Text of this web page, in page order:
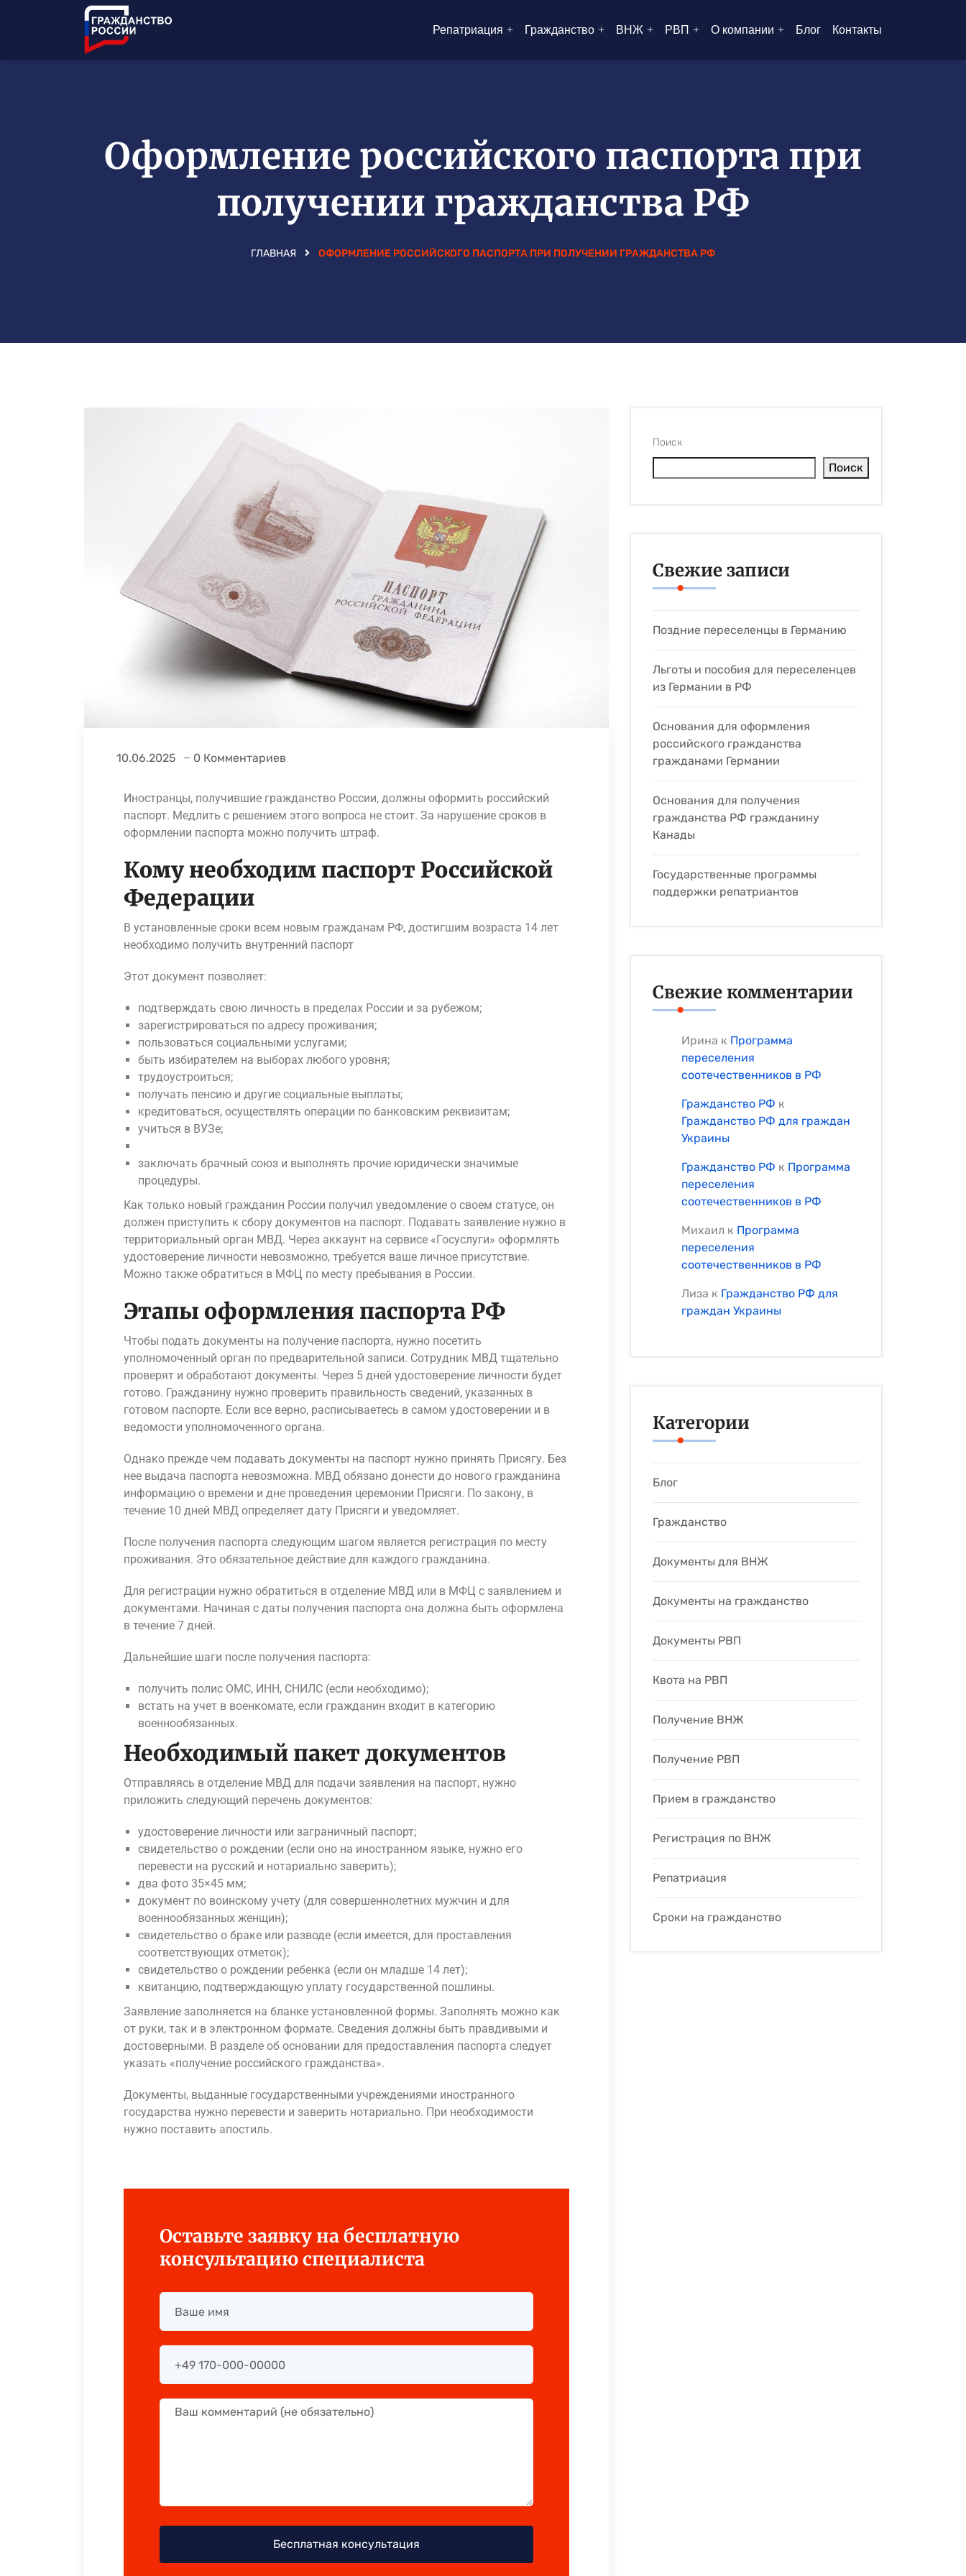
Репатриация Гражданство ВНЖ РВП О компании Блог Контакты
Оформление российского паспорта при
получении гражданства РФ
ГЛАВНАЯ ОФОРМЛЕНИЕ РОССИЙСКОГО ПАСПОРТА ПРИ ПОЛУЧЕНИИ ГРАЖДАНСТВА РФ
10.06.2025 0 Комментариев
Иностранцы, получившие гражданство России, должны оформить российский
паспорт. Медлить с решением этого вопроса не стоит. За нарушение сроков в
оформлении паспорта можно получить штраф.
Кому необходим паспорт Российской
Федерации
В установленные сроки всем новым гражданам РФ, достигшим возраста 14 лет
необходимо получить внутренний паспорт
Этот документ позволяет:
подтверждать свою личность в пределах России и за рубежом;
зарегистрироваться по адресу проживания;
пользоваться социальными услугами;
быть избирателем на выборах любого уровня;
трудоустроиться;
получать пенсию и другие социальные выплаты;
кредитоваться, осуществлять операции по банковским реквизитам;
учиться в ВУЗе;
заключать брачный союз и выполнять прочие юридически значимые
процедуры.
Как только новый гражданин России получил уведомление о своем статусе, он
должен приступить к сбору документов на паспорт. Подавать заявление нужно в
территориальный орган МВД. Через аккаунт на сервисе «Госуслуги» оформлять
удостоверение личности невозможно, требуется ваше личное присутствие.
Можно также обратиться в МФЦ по месту пребывания в России.
Этапы оформления паспорта РФ
Чтобы подать документы на получение паспорта, нужно посетить
уполномоченный орган по предварительной записи. Сотрудник МВД тщательно
проверят и обработают документы. Через 5 дней удостоверение личности будет
готово. Гражданину нужно проверить правильность сведений, указанных в
готовом паспорте. Если все верно, расписываетесь в самом удостоверении и в
ведомости уполномоченного органа.
Однако прежде чем подавать документы на паспорт нужно принять Присягу. Без
нее выдача паспорта невозможна. МВД обязано донести до нового гражданина
информацию о времени и дне проведения церемонии Присяги. По закону, в
течение 10 дней МВД определяет дату Присяги и уведомляет.
После получения паспорта следующим шагом является регистрация по месту
проживания. Это обязательное действие для каждого гражданина.
Для регистрации нужно обратиться в отделение МВД или в МФЦ с заявлением и
документами. Начиная с даты получения паспорта она должна быть оформлена
в течение 7 дней.
Дальнейшие шаги после получения паспорта:
получить полис ОМС, ИНН, СНИЛС (если необходимо);
встать на учет в военкомате, если гражданин входит в категорию
военнообязанных.
Необходимый пакет документов
Отправляясь в отделение МВД для подачи заявления на паспорт, нужно
приложить следующий перечень документов:
удостоверение личности или заграничный паспорт;
свидетельство о рождении (если оно на иностранном языке, нужно его
перевести на русский и нотариально заверить);
два фото 35×45 мм;
документ по воинскому учету (для совершеннолетних мужчин и для
военнообязанных женщин);
свидетельство о браке или разводе (если имеется, для проставления
соответствующих отметок);
свидетельство о рождении ребенка (если он младше 14 лет);
квитанцию, подтверждающую уплату государственной пошлины.
Заявление заполняется на бланке установленной формы. Заполнять можно как
от руки, так и в электронном формате. Сведения должны быть правдивыми и
достоверными. В разделе об основании для предоставления паспорта следует
указать «получение российского гражданства».
Документы, выданные государственными учреждениями иностранного
государства нужно перевести и заверить нотариально. При необходимости
нужно поставить апостиль.
Оставьте заявку на бесплатную
консультацию специалиста
Поиск
Поиск
Свежие записи
Поздние переселенцы в Германию
Льготы и пособия для переселенцев
из Германии в РФ
Основания для оформления
российского гражданства
гражданами Германии
Основания для получения
гражданства РФ гражданину
Канады
Государственные программы
поддержки репатриантов
Свежие комментарии
Ирина к Программа
переселения
соотечественников в РФ
Гражданство РФ к
Гражданство РФ для граждан
Украины
Гражданство РФ к Программа
переселения
соотечественников в РФ
Михаил к Программа
переселения
соотечественников в РФ
Лиза к Гражданство РФ для
граждан Украины
Категории
Блог
Гражданство
Документы для ВНЖ
Документы на гражданство
Документы РВП
Квота на РВП
Получение ВНЖ
Получение РВП
Прием в гражданство
Регистрация по ВНЖ
Репатриация
Сроки на гражданство